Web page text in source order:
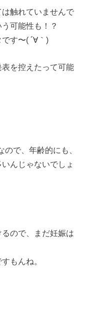
触れていませんで
可能性も！？
す〜( ´∀｀)
を控えたって可能
で、年齢的にも、
んじゃないでしょ
ので、まだ妊娠は
もんね。